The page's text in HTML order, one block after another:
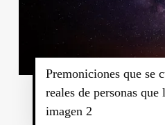
Premoniciones que se
reales de personas que
imagen 2